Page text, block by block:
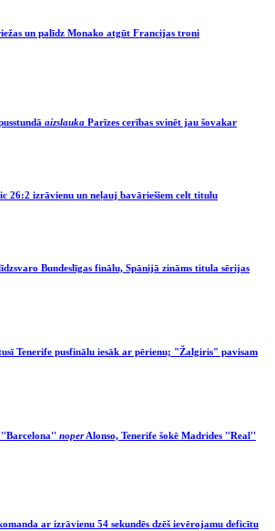
un palīdz Monako atgūt Francijas troni
aizslauka Parīzes cerības svinēt jau šovakar
26:2 izrāvienu un neļauj bavāriešiem celt titulu
Bundeslīgas finālu, Spānijā zināms titula sērijas
Tenerife pusfinālu iesāk ar pērienu; "Žalgiris" pavisam
''Barcelona'' noperAlonso, Tenerife šokē Madrides ''Real''
ar izrāvienu 54 sekundēs dzēš ievērojamu deficītu